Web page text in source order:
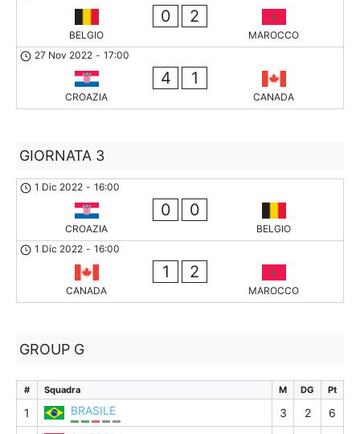
BELGIO
0 2
MAROCCO
27 Nov 2022 - 17:00
CROAZIA
4 1
CANADA
GIORNATA 3
1 Dic 2022 - 16:00
CROAZIA
0 0
BELGIO
1 Dic 2022 - 16:00
CANADA
1 2
MAROCCO
GROUP G
# Squadra M DG Pt
1 BRASILE 3 2
6